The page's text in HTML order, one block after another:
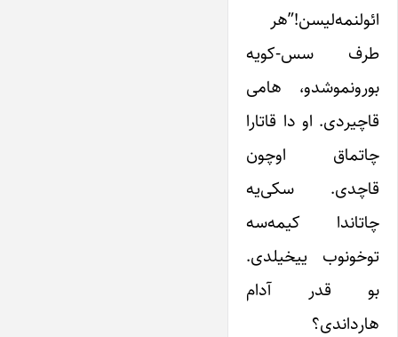
ائولنمه‌لیسن!”هر
طرف سس-کویه
بورونموشدو، هامی
قاچیردی. او دا قاتارا
چاتماق اوچون
قاچدی. سکی‌یه
چاتاندا کیمه‌سه
توخونوب ییخیلدی.
بو قدر آدام
هارداندی؟